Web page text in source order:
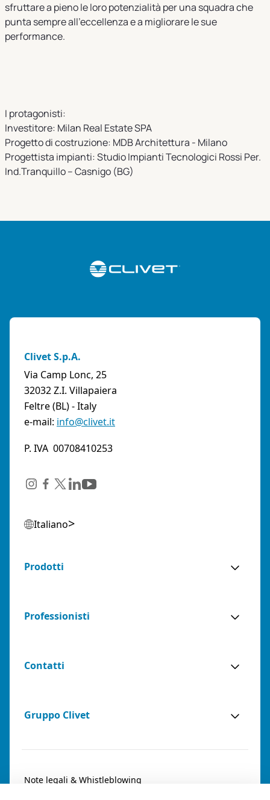
sfruttare a pieno le loro potenzialità per una squadra che
punta sempre all’eccellenza e a migliorare le sue
performance.
I protagonisti:
Investitore: Milan Real Estate SPA
Progetto di costruzione: MDB Architettura - Milano
Progettista impianti: Studio Impianti Tecnologici Rossi Per.
Ind.Tranquillo – Casnigo (BG)
Clivet S.p.A.
Via Camp Lonc, 25
32032 Z.I. Villapaiera
Feltre (BL) - Italy
e-mail: info@clivet.it
P. IVA 00708410253
Italiano
Prodotti
Professionisti
Contatti
Gruppo Clivet
Note legali & Whistleblowing